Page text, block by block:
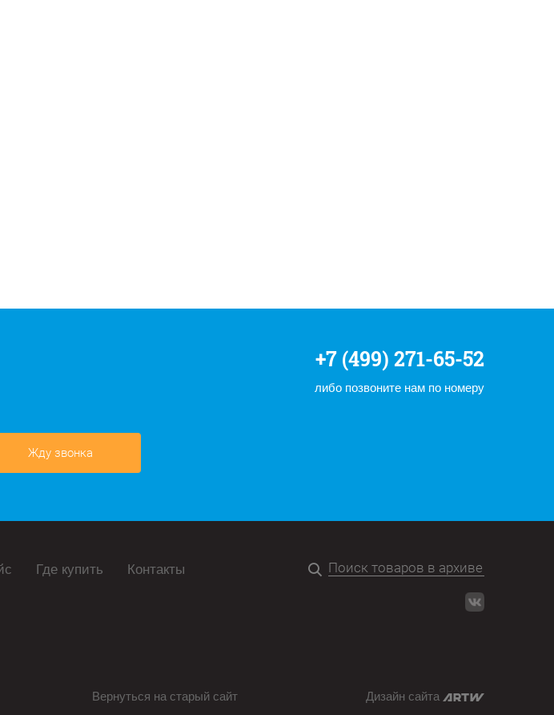
+7 (499) 271-65-52
либо позвоните нам по номеру
Жду звонка
Где купить Контакты
Вернуться на старый сайт Дизайн сайта